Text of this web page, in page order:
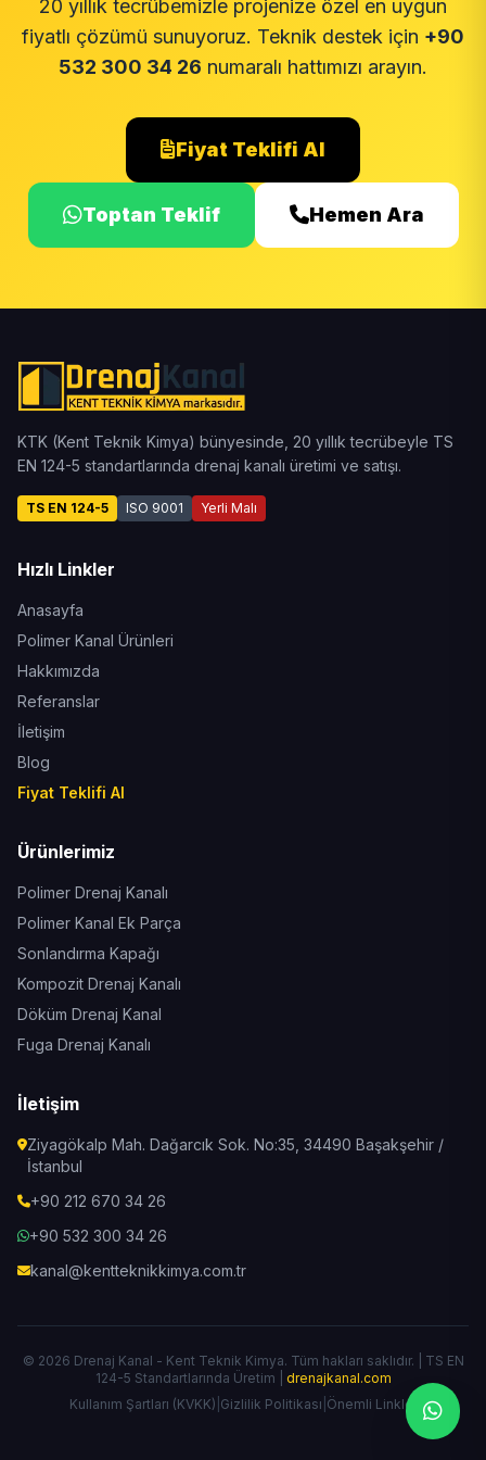
20 yıllık tecrübemizle projenize özel en uygun
fiyatlı çözümü sunuyoruz. Teknik destek için +90
532 300 34 26 numaralı hattımızı arayın.
Fiyat Teklifi Al
Toptan Teklif Hemen Ara
KTK (Kent Teknik Kimya) bünyesinde, 20 yıllık tecrübeyle TS
EN 124-5 standartlarında drenaj kanalı üretimi ve satışı.
TS EN 124-5 ISO 9001 Yerli Malı
Hızlı Linkler
Anasayfa
Polimer Kanal Ürünleri
Hakkımızda
Referanslar
İletişim
Blog
Fiyat Teklifi Al
Ürünlerimiz
Polimer Drenaj Kanalı
Polimer Kanal Ek Parça
Sonlandırma Kapağı
Kompozit Drenaj Kanalı
Döküm Drenaj Kanal
Fuga Drenaj Kanalı
İletişim
Ziyagökalp Mah. Dağarcık Sok. No:35, 34490 Başakşehir /
İstanbul
+90 212 670 34 26
+90 532 300 34 26
kanal@kentteknikkimya.com.tr
© 2026 Drenaj Kanal - Kent Teknik Kimya. Tüm hakları saklıdır. | TS EN
124-5 Standartlarında Üretim | drenajkanal.com
Kullanım Şartları (KVKK) Gizlilik Politikası Önemli Linkler